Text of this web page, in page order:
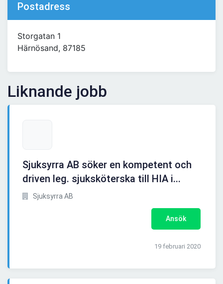
Postadress
Storgatan 1
Härnösand, 87185
Liknande jobb
Sjuksyrra AB söker en kompetent och
driven leg. sjuksköterska till HIA i...
Sjuksyrra AB
Ansök
19 februari 2020